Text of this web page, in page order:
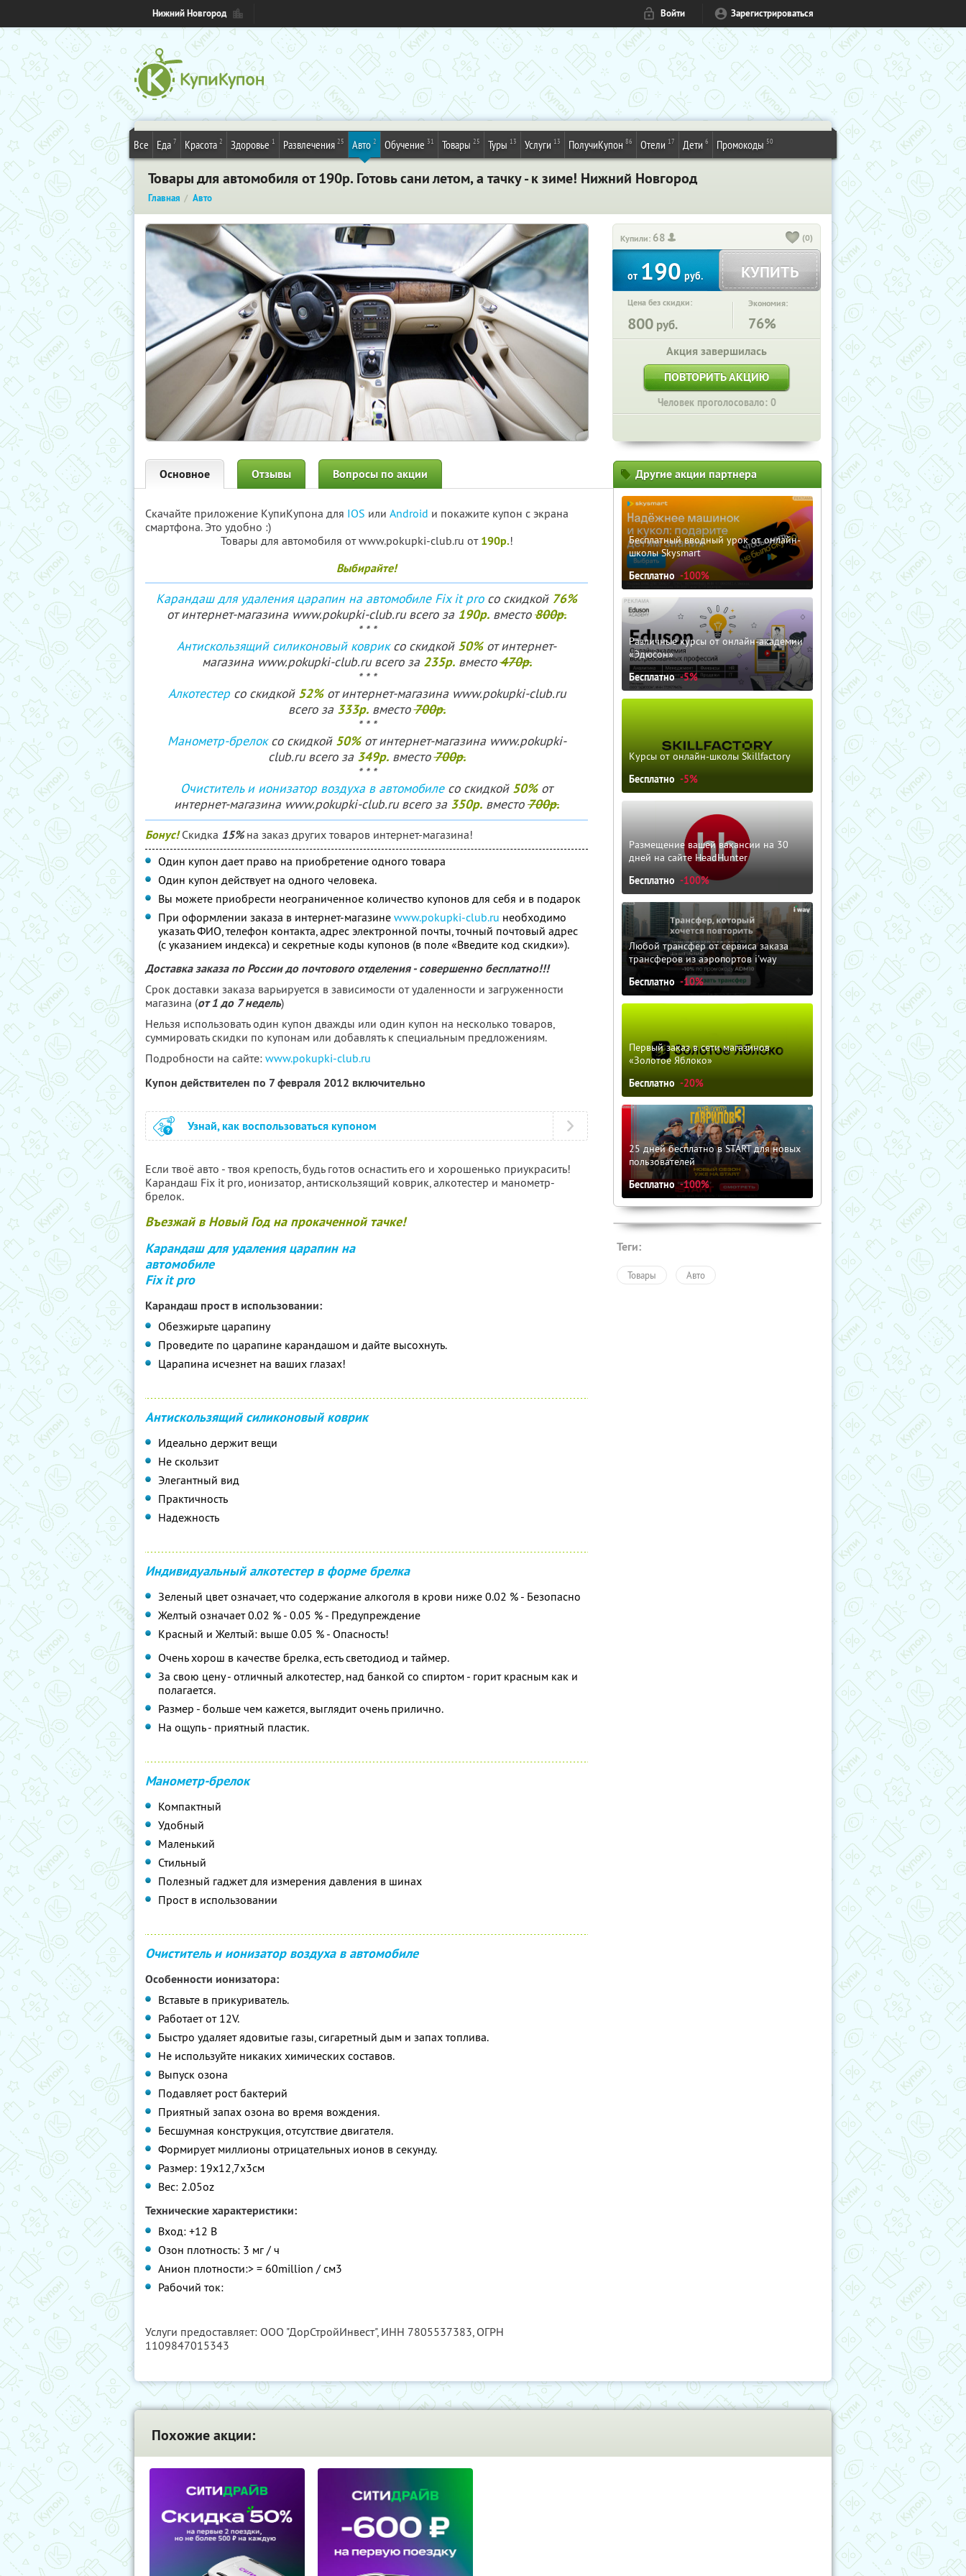
Нижний Новгород Войти Зарегистрироваться
Все Еда 7 Красота 2 Здоровье 1 Развлечения 25 Авто 2 Обучение 31 Товары 25 Туры 13 Услуги 13 ПолучиКупон 86 Отели 17 Дети 6 Промокоды 50
Товары для автомобиля от 190р. Готовь сани летом, а тачку - к зиме! Нижний Новгород
Главная Авто
Купили: 68 (0)
от190руб. КУПИТЬ
Цена без скидки:
800 руб.
Экономия:
76%
Акция завершилась
ПОВТОРИТЬ АКЦИЮ
Человек проголосовало: 0
Основное Отзывы Вопросы по акции
Скачайте приложение КупиКупона для IOS или Android и покажите купон с экрана
смартфона. Это удобно :)
Товары для автомобиля от www.pokupki-club.ru от 190р.!
Выбирайте!
Карандаш для удаления царапин на автомобиле Fix it proсо скидкой 76%
от интернет-магазина www.pokupki-club.ru всего за 190р. вместо800р.
* * *
Антискользящий силиконовый ковриксо скидкой 50%от интернет-
магазина www.pokupki-club.ru всего за 235р.вместо470р.
* * *
Алкотестерсо скидкой 52%от интернет-магазина www.pokupki-club.ru
всего за 333р.вместо700р.
* * *
Манометр-брелоксо скидкой 50%от интернет-магазина www.pokupki-
club.ru всего за 349р.вместо700р.
* * *
Очиститель и ионизатор воздуха в автомобилесо скидкой 50%от
интернет-магазина www.pokupki-club.ru всего за 350р. вместо700р.
Бонус!Скидка 15%на заказ других товаров интернет-магазина!
Один купон дает право на приобретение одного товара
Один купон действует на одного человека.
Вы можете приобрести неограниченное количество купонов для себя и в подарок
При оформлении заказа в интернет-магазине www.pokupki-club.ru необходимо
указать ФИО, телефон контакта, адрес электронной почты, точный почтовый адрес
(с указанием индекса) и секретные коды купонов (в поле «Введите код скидки»).
Доставка заказа по России до почтового отделения - совершенно бесплатно!!!
Срок доставки заказа варьируется в зависимости от удаленности и загруженности
магазина (от 1 до 7 недель)
Нельзя использовать один купон дважды или один купон на несколько товаров,
суммировать скидки по купонам или добавлять к специальным предложениям.
Подробности на сайте: www.pokupki-club.ru
Купон действителен по 7 февраля 2012 включительно
Узнай, как воспользоваться купоном
Если твоё авто - твоя крепость, будь готов оснастить его и хорошенько приукрасить!
Карандаш Fix it pro, ионизатор, антискользящий коврик, алкотестер и манометр-
брелок.
Въезжай в Новый Год на прокаченной тачке!
Карандаш для удаления царапин на
автомобиле
Fix it pro
Карандаш прост в использовании:
Обезжирьте царапину
Проведите по царапине карандашом и дайте высохнуть.
Царапина исчезнет на ваших глазах!
Антискользящий силиконовый коврик
Идеально держит вещи
Не скользит
Элегантный вид
Практичность
Надежность
Индивидуальный алкотестер в форме брелка
Зеленый цвет означает, что содержание алкоголя в крови ниже 0.02 % - Безопасно
Желтый означает 0.02 % - 0.05 % - Предупреждение
Красный и Желтый: выше 0.05 % - Опасность!
Очень хорош в качестве брелка, есть светодиод и таймер.
За свою цену - отличный алкотестер, над банкой со спиртом - горит красным как и
полагается.
Размер - больше чем кажется, выглядит очень прилично.
На ощупь - приятный пластик.
Манометр-брелок
Компактный
Удобный
Маленький
Стильный
Полезный гаджет для измерения давления в шинах
Прост в использовании
Очиститель и ионизатор воздуха в автомобиле
Особенности ионизатора:
Вставьте в прикуриватель.
Работает от 12V.
Быстро удаляет ядовитые газы, сигаретный дым и запах топлива.
Не используйте никаких химических составов.
Выпуск озона
Подавляет рост бактерий
Приятный запах озона во время вождения.
Бесшумная конструкция, отсутствие двигателя.
Формирует миллионы отрицательных ионов в секунду.
Размер: 19x12,7x3см
Вес: 2.05oz
Технические характеристики:
Вход: +12 В
Озон плотность: 3 мг / ч
Анион плотности:> = 60million / см3
Рабочий ток:
Услуги предоставляет: ООО "ДорСтройИнвест", ИНН 7805537383, ОГРН
1109847015343
Другие акции партнера
Бесплатный вводный урок от онлайн-
школы Skysmart
Бесплатно -100%
Различные курсы от онлайн-академии
«Эдюсон»
Бесплатно -5%
Курсы от онлайн-школы Skillfactory
Бесплатно -5%
Размещение вашей вакансии на 30
дней на сайте HeadHunter
Бесплатно -100%
Любой трансфер от сервиса заказа
трансферов из аэропортов i'way
Бесплатно -10%
Первый заказ в сети магазинов
«Золотое Яблоко»
Бесплатно -20%
25 дней бесплатно в START для новых
пользователей
Бесплатно -100%
Теги:
Товары Авто
Похожие акции: